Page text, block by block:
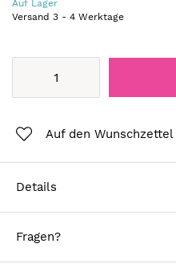
Auf Lager
Versand 3 - 4 Werktage
Auf den Wunschzettel
Details
Fragen?